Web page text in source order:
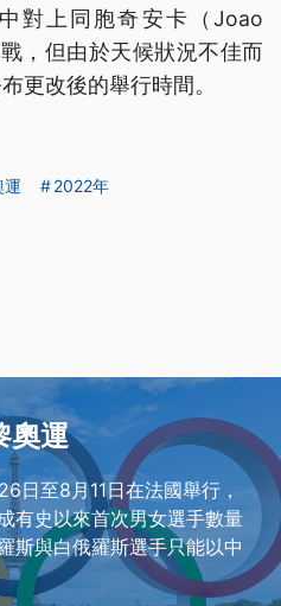
對上同胞奇安卡（Joao
，但由於天候狀況不佳而
更改後的舉行時間。
運
2022年
奧運
日至8月11日在法國舉行，
有史以來首次男女選手數量
斯與白俄羅斯選手只能以中